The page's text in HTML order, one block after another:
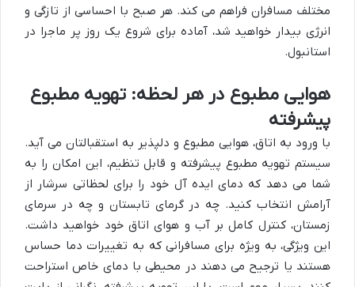
مختلف مسافران فراهم می کند. هر صبح با احساسی از تازگی و
انرژی بیدار خواهید شد، آماده برای شروع یک روز پر ماجرا در
استانبول.
هوایی مطبوع در هر لحظه: تهویه مطبوع
پیشرفته
با ورود به اتاق، هوایی مطبوع و دلپذیر به استقبالتان می آید.
سیستم تهویه مطبوع پیشرفته و قابل تنظیم، این امکان را به
شما می دهد که دمای ایده آل خود را برای لحظاتی سرشار از
آرامش انتخاب کنید. چه در گرمای تابستان و چه در سرمای
زمستان، کنترل کامل بر آب و هوای اتاق خود خواهید داشت.
این ویژگی، به ویژه برای مسافرانی که به تغییرات دما حساس
هستند یا ترجیح می دهند در محیطی با دمای خاص استراحت